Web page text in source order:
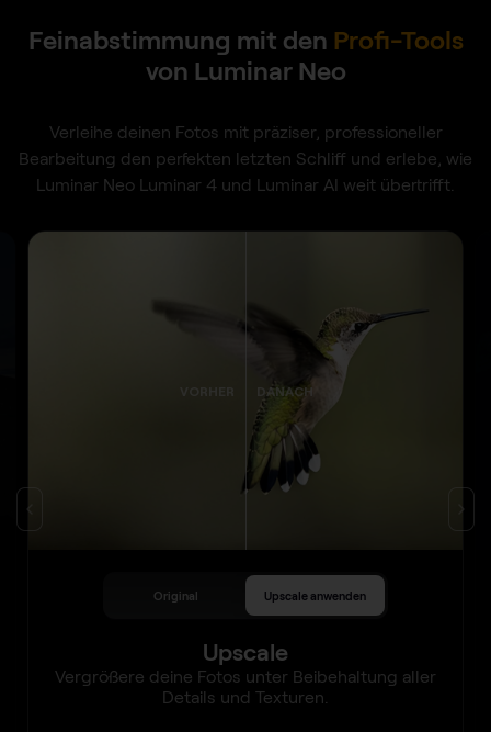
Feinabstimmung mit den Profi-Tools
von Luminar Neo
Verleihe deinen Fotos mit präziser, professioneller
Bearbeitung den perfekten letzten Schliff und erlebe, wie
Luminar Neo Luminar 4 und Luminar AI weit übertrifft.
Upscale
Vergrößere deine Fotos unter Beibehaltung aller
Details und Texturen.
Original Upscale anwenden
DANACH